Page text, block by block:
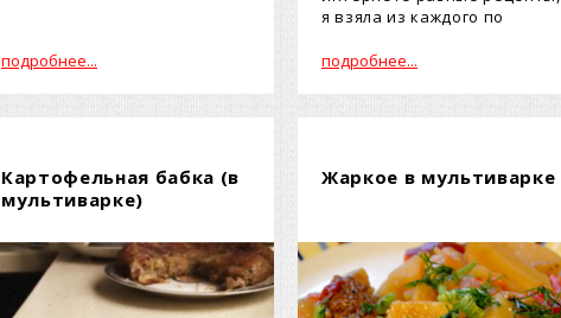
подробнее...
я взяла из каждого по
подробнее...
Картофельная бабка (в
мультиварке)
Жаркое в мультиварке